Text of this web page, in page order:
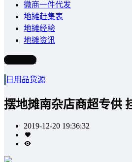
微商一件代发
地摊赶集表
地摊经验
地摊资讯
写文章
日用品货源
摆地摊南杂店商超专供
2019-12-20 19:36:32